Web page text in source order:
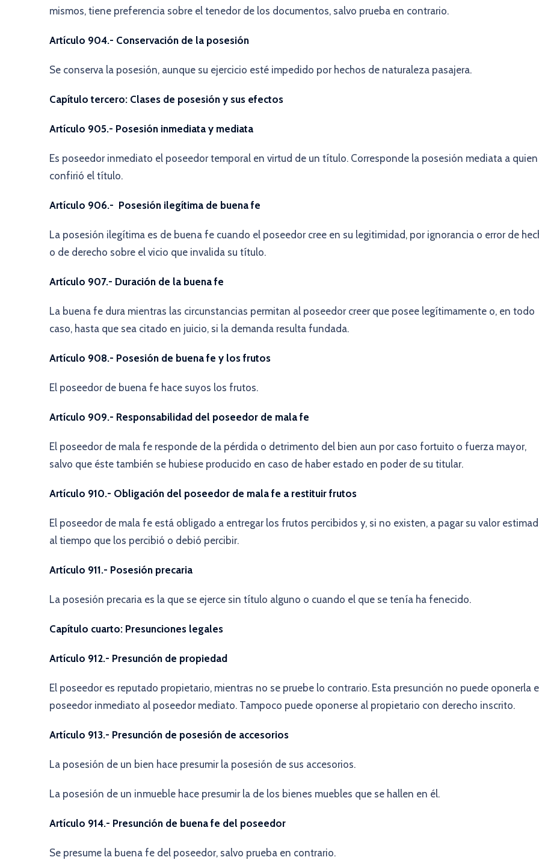
mismos, tiene preferencia sobre el tenedor de los documentos, salvo prueba en contrario.
Artículo 904.- Conservación de la posesión
Se conserva la posesión, aunque su ejercicio esté impedido por hechos de naturaleza pasajera.
Capítulo tercero: Clases de posesión y sus efectos
Artículo 905.- Posesión inmediata y mediata
Es poseedor inmediato el poseedor temporal en virtud de un título. Corresponde la posesión mediata a quien
confirió el título.
Artículo 906.- Posesión ilegítima de buena fe
La posesión ilegítima es de buena fe cuando el poseedor cree en su legitimidad, por ignorancia o error de
o de derecho sobre el vicio que invalida su título.
Artículo 907.- Duración de la buena fe
La buena fe dura mientras las circunstancias permitan al poseedor creer que posee legítimamente o, en todo
caso, hasta que sea citado en juicio, si la demanda resulta fundada.
Artículo 908.- Posesión de buena fe y los frutos
El poseedor de buena fe hace suyos los frutos.
Artículo 909.- Responsabilidad del poseedor de mala fe
El poseedor de mala fe responde de la pérdida o detrimento del bien aun por caso fortuito o fuerza mayor,
salvo que éste también se hubiese producido en caso de haber estado en poder de su titular.
Artículo 910.- Obligación del poseedor de mala fe a restituir frutos
El poseedor de mala fe está obligado a entregar los frutos percibidos y, si no existen, a pagar su valor
al tiempo que los percibió o debió percibir.
Artículo 911.- Posesión precaria
La posesión precaria es la que se ejerce sin título alguno o cuando el que se tenía ha fenecido.
Capítulo cuarto: Presunciones legales
Artículo 912.- Presunción de propiedad
El poseedor es reputado propietario, mientras no se pruebe lo contrario. Esta presunción no puede oponerla
poseedor inmediato al poseedor mediato. Tampoco puede oponerse al propietario con derecho inscrito.
Artículo 913.- Presunción de posesión de accesorios
La posesión de un bien hace presumir la posesión de sus accesorios.
La posesión de un inmueble hace presumir la de los bienes muebles que se hallen en él.
Artículo 914.- Presunción de buena fe del poseedor
Se presume la buena fe del poseedor, salvo prueba en contrario.